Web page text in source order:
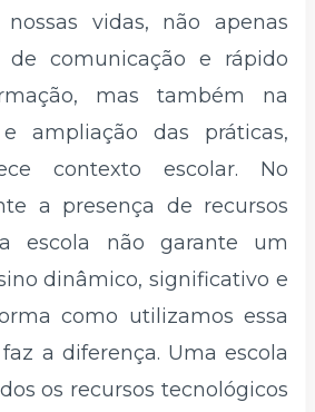
vidas, não apenas
de comunicação e rápido
mas também na
ampliação das práticas,
contexto escolar. No
a presença de recursos
escola não garante um
dinâmico, significativo e
como utilizamos essa
a diferença. Uma escola
os recursos tecnológicos